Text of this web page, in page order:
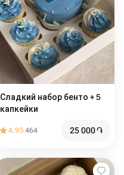
Сладкий набор бенто + 5
капкейки
4.95464 25 000֏